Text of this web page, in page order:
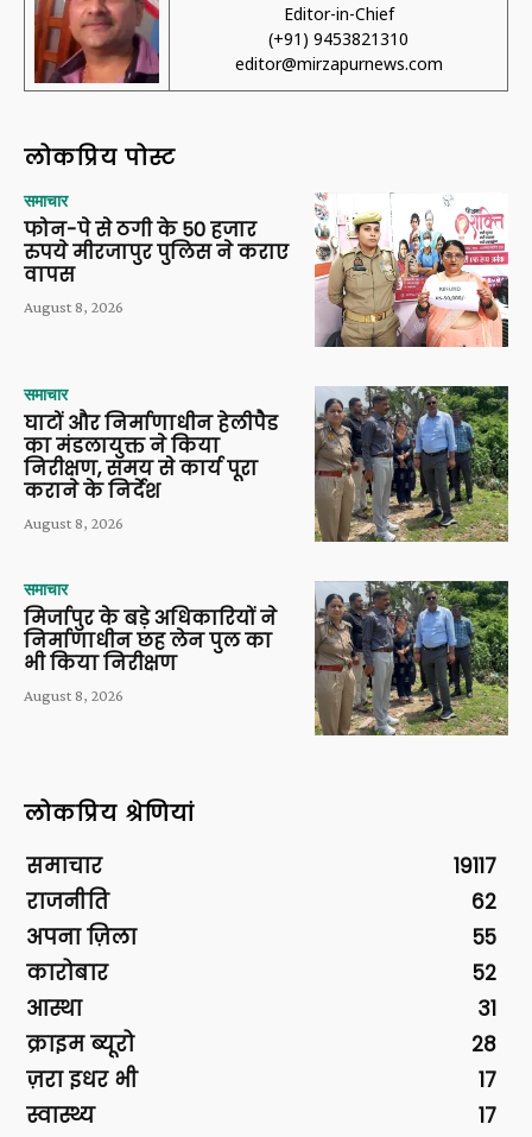
Editor-in-Chief
(+91) 9453821310
editor@mirzapurnews.com
लोकप्रिय पोस्ट
समाचार
फोन-पे से ठगी के 50 हजार
रुपये मीरजापुर पुलिस ने कराए
वापस
August 8, 2026
समाचार
घाटों और निर्माणाधीन हेलीपैड
का मंडलायुक्त ने किया
निरीक्षण, समय से कार्य पूरा
कराने के निर्देश
August 8, 2026
समाचार
मिर्जापुर के बड़े अधिकारियों ने
निर्माणाधीन छह लेन पुल का
भी किया निरीक्षण
August 8, 2026
लोकप्रिय श्रेणियां
समाचार
19117
राजनीति
62
अपना ज़िला
55
कारोबार
52
आस्था
31
क्राइम ब्यूरो
28
ज़रा इधर भी
17
स्वास्थ्य
17